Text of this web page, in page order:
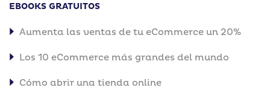
EBOOKS GRATUITOS
Aumenta las ventas de tu eCommerce un 20%
Los 10 eCommerce más grandes del mundo
Cómo abrir una tienda online